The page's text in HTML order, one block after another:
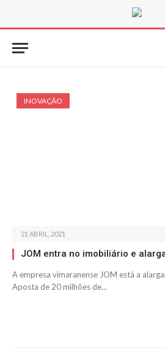
INOVAÇÃO
21 ABRIL, 2021
JOM entra no imobiliário e
A empresa vimaranense JOM está a
Aposta de 20 milhões de…